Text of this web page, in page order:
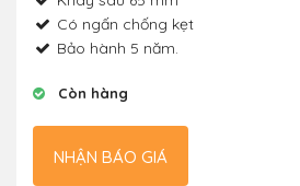
Có ngấn chống kẹt
Bảo hành 5 năm.
Còn hàng
NHẬN BÁO GIÁ